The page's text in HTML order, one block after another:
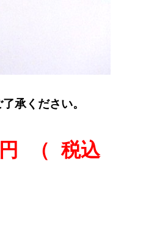
承ください。
（ 税込